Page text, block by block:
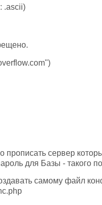
.ascii)
прописать сервер
для Базы - такого
самому файл